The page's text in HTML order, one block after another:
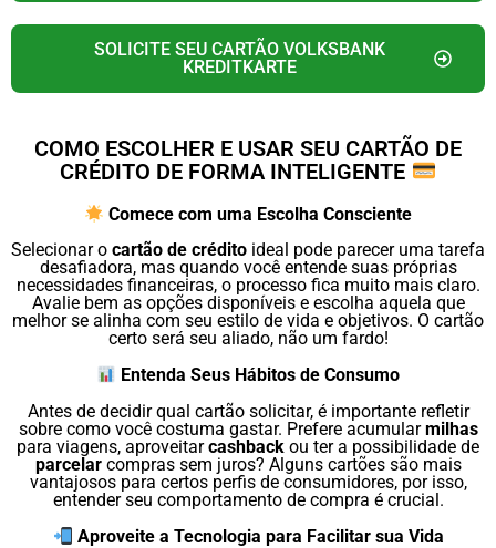
SOLICITE SEU CARTÃO VOLKSBANK
KREDITKARTE
COMO ESCOLHER E USAR SEU CARTÃO DE
CRÉDITO DE FORMA INTELIGENTE
Comece com uma Escolha Consciente
Selecionar o cartão de crédito ideal pode parecer uma tarefa
desafiadora, mas quando você entende suas próprias
necessidades financeiras, o processo fica muito mais claro.
Avalie bem as opções disponíveis e escolha aquela que
melhor se alinha com seu estilo de vida e objetivos. O cartão
certo será seu aliado, não um fardo!
Entenda Seus Hábitos de Consumo
Antes de decidir qual cartão solicitar, é importante refletir
sobre como você costuma gastar. Prefere acumularmilhas
para viagens, aproveitarcashback ou ter a possibilidade de
parcelarcompras sem juros? Alguns cartões são mais
vantajosos para certos perfis de consumidores, por isso,
entender seu comportamento de compra é crucial.
Aproveite a Tecnologia para Facilitar sua Vida